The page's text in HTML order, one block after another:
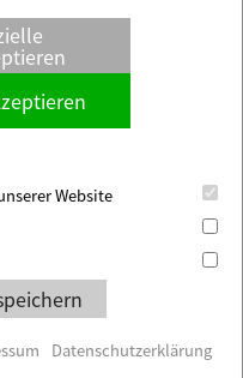
Website
Datenschutzerklärung